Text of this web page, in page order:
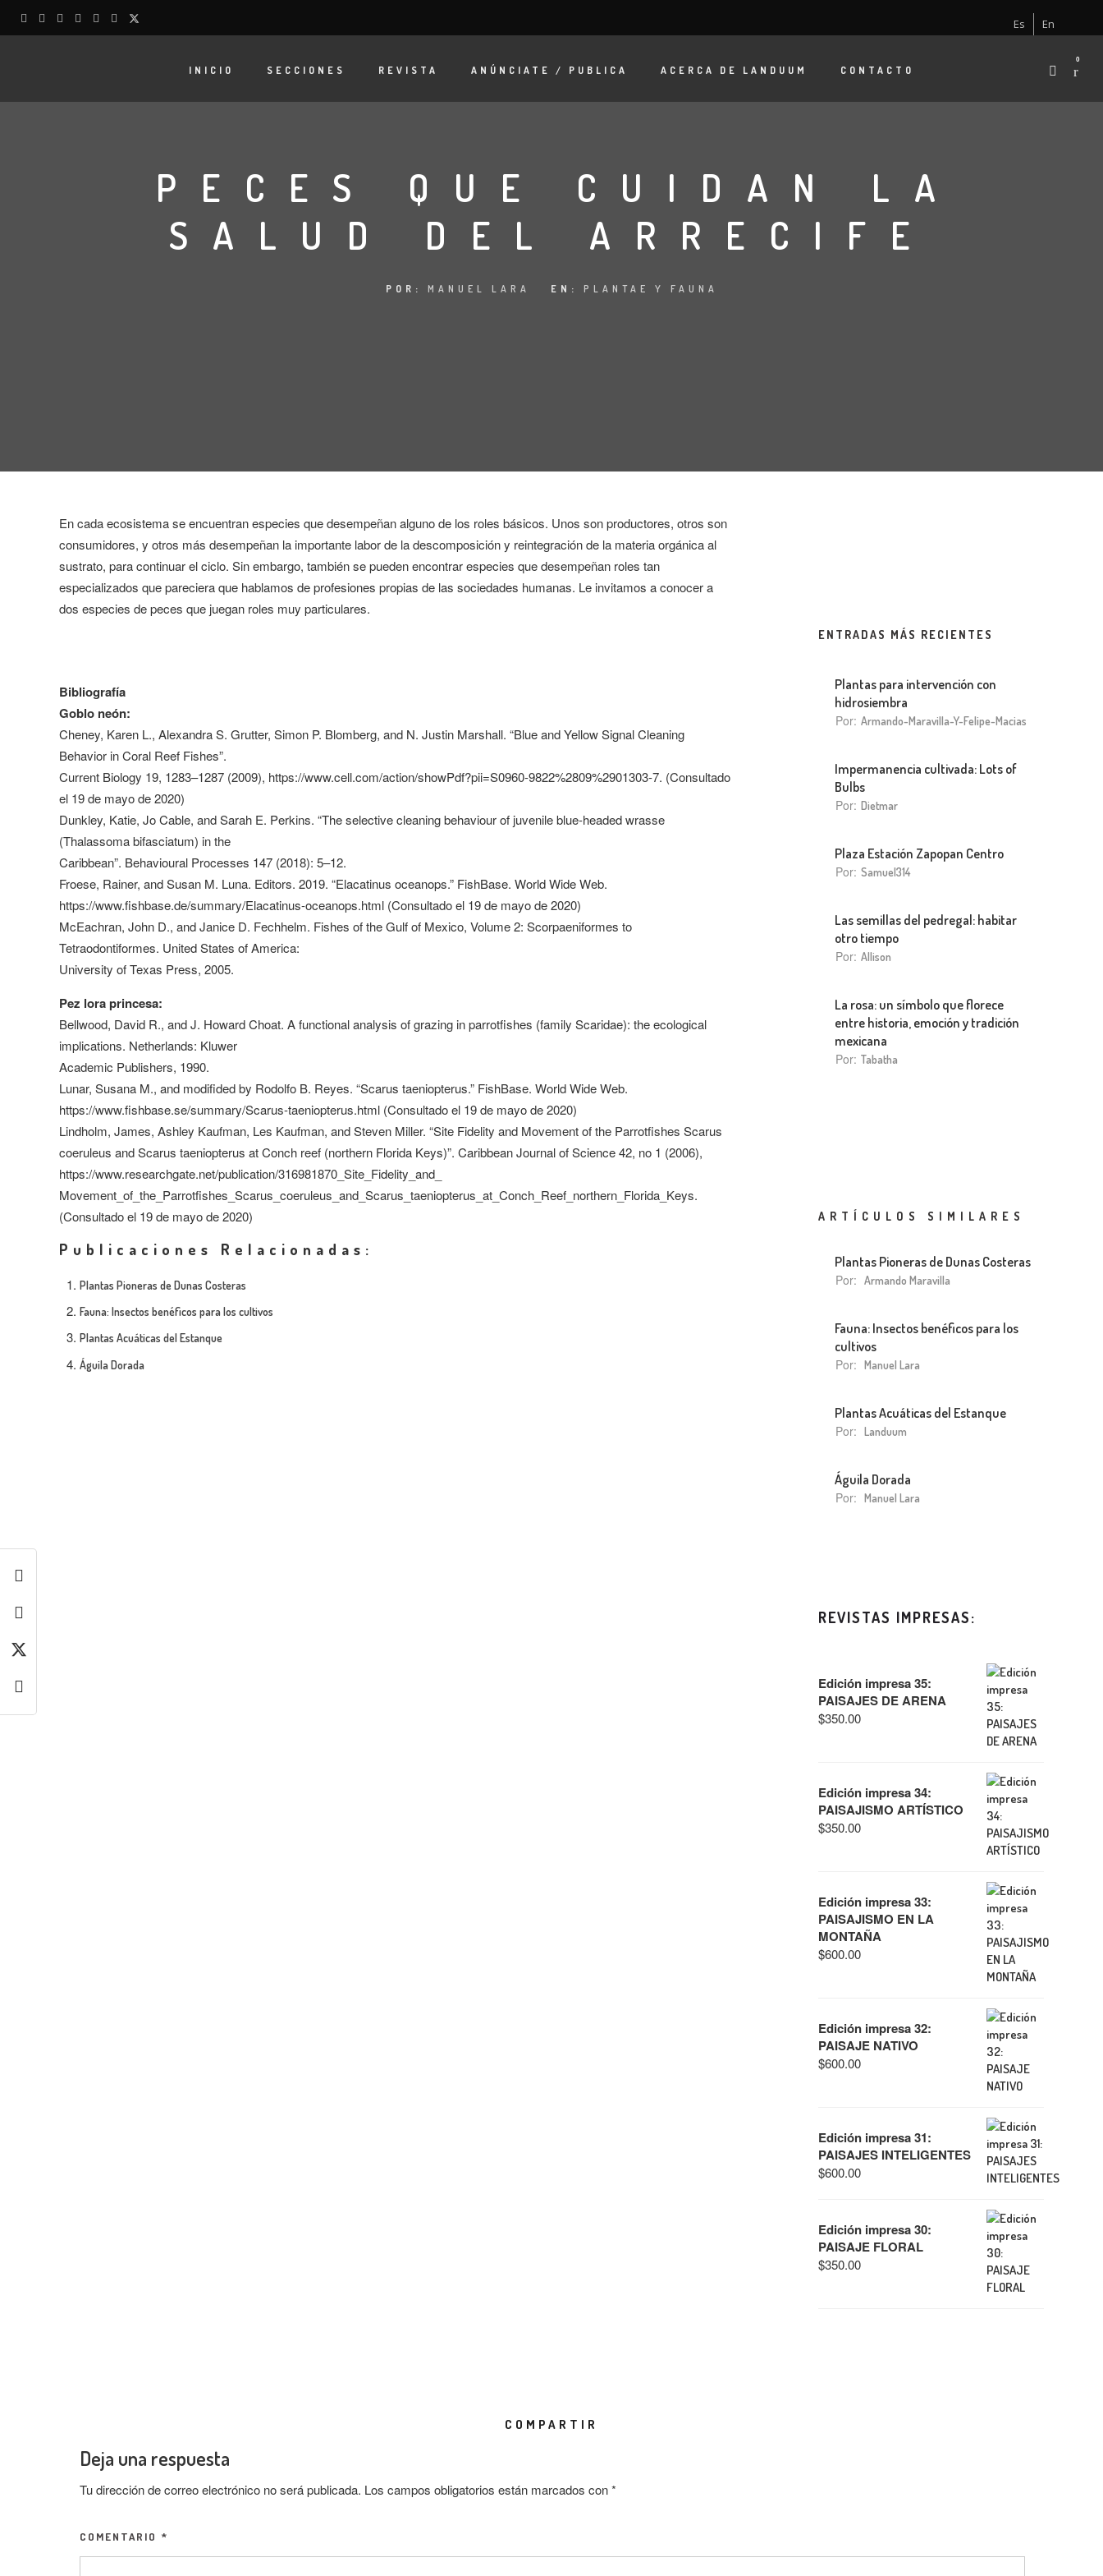
Es En
INICIO SECCIONES REVISTA ANÚNCIATE / PUBLICA ACERCA DE LANDUUM CONTACTO
0
PECES QUE CUIDAN LA
SALUD DEL ARRECIFE
POR: MANUEL LARA EN: PLANTAE Y FAUNA
En cada ecosistema se encuentran especies que desempeñan alguno de los roles básicos. Unos son productores, otros son
consumidores, y otros más desempeñan la importante labor de la descomposición y reintegración de la materia orgánica al
sustrato, para continuar el ciclo. Sin embargo, también se pueden encontrar especies que desempeñan roles tan
especializados que pareciera que hablamos de profesiones propias de las sociedades humanas. Le invitamos a conocer a
dos especies de peces que juegan roles muy particulares.
Bibliografía
Goblo neón:
Cheney, Karen L., Alexandra S. Grutter, Simon P. Blomberg, and N. Justin Marshall. “Blue and Yellow Signal Cleaning
Behavior in Coral Reef Fishes”.
Current Biology 19, 1283–1287 (2009), https://www.cell.com/action/showPdf?pii=S0960-9822%2809%2901303-7. (Consultado
el 19 de mayo de 2020)
Dunkley, Katie, Jo Cable, and Sarah E. Perkins. “The selective cleaning behaviour of juvenile blue-headed wrasse
(Thalassoma bifasciatum) in the
Caribbean”. Behavioural Processes 147 (2018): 5–12.
Froese, Rainer, and Susan M. Luna. Editors. 2019. “Elacatinus oceanops.” FishBase. World Wide Web.
https://www.fishbase.de/summary/Elacatinus-oceanops.html (Consultado el 19 de mayo de 2020)
McEachran, John D., and Janice D. Fechhelm. Fishes of the Gulf of Mexico, Volume 2: Scorpaeniformes to
Tetraodontiformes. United States of America:
University of Texas Press, 2005.
Pez lora princesa:
Bellwood, David R., and J. Howard Choat. A functional analysis of grazing in parrotfishes (family Scaridae): the ecological
implications. Netherlands: Kluwer
Academic Publishers, 1990.
Lunar, Susana M., and modifided by Rodolfo B. Reyes. “Scarus taeniopterus.” FishBase. World Wide Web.
https://www.fishbase.se/summary/Scarus-taeniopterus.html (Consultado el 19 de mayo de 2020)
Lindholm, James, Ashley Kaufman, Les Kaufman, and Steven Miller. “Site Fidelity and Movement of the Parrotfishes Scarus
coeruleus and Scarus taeniopterus at Conch reef (northern Florida Keys)”. Caribbean Journal of Science 42, no 1 (2006),
https://www.researchgate.net/publication/316981870_Site_Fidelity_and_
Movement_of_the_Parrotfishes_Scarus_coeruleus_and_Scarus_taeniopterus_at_Conch_Reef_northern_Florida_Keys.
(Consultado el 19 de mayo de 2020)
Publicaciones Relacionadas:
Plantas Pioneras de Dunas Costeras
Fauna: Insectos benéficos para los cultivos
Plantas Acuáticas del Estanque
Águila Dorada
ENTRADAS MÁS RECIENTES
Plantas para intervención con
hidrosiembra
Por: Armando-Maravilla-Y-Felipe-Macias
Impermanencia cultivada: Lots of
Bulbs
Por: Dietmar
Plaza Estación Zapopan Centro
Por: Samuel314
Las semillas del pedregal: habitar
otro tiempo
Por: Allison
La rosa: un símbolo que florece
entre historia, emoción y tradición
mexicana
Por: Tabatha
ARTÍCULOS SIMILARES
Plantas Pioneras de Dunas Costeras
Por: Armando Maravilla
Fauna: Insectos benéficos para los
cultivos
Por: Manuel Lara
Plantas Acuáticas del Estanque
Por: Landuum
Águila Dorada
Por: Manuel Lara
REVISTAS IMPRESAS:
Edición impresa 35:
PAISAJES DE ARENA
$350.00
Edición impresa 34:
PAISAJISMO ARTÍSTICO
$350.00
Edición impresa 33:
PAISAJISMO EN LA
MONTAÑA
$600.00
Edición impresa 32:
PAISAJE NATIVO
$600.00
Edición impresa 31:
PAISAJES INTELIGENTES
$600.00
Edición impresa 30:
PAISAJE FLORAL
$350.00
COMPARTIR
Deja una respuesta
Tu dirección de correo electrónico no será publicada. Los campos obligatorios están marcados con*
COMENTARIO *